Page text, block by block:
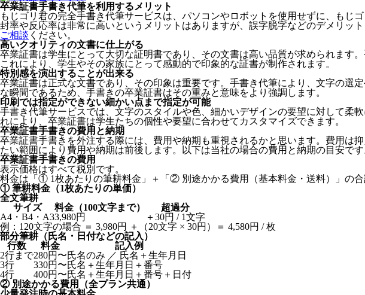
卒業証書手書き代筆を利用するメリット
もじゴリ君の完全手書き代筆サービスは、パソコンやロボットを使用せずに、もじ
封率や反応率は非常に高いというメリットはありますが、誤字脱字などのデメリッ
ご相談 ください。
高いクオリティの文書に仕上がる
卒業証書は学生にとって大切な証明書であり、その文書は高い品質が求められます
これにより、学生やその家族にとって感動的で印象的な証書が制作されます。
特別感を演出することが出来る
卒業証書は正式な文書であり、その印象は重要です。手書き代筆により、文字の選
な瞬間であるため、手書きの卒業証書はその重みと意味をより強調します。
印刷では指定ができない細かい点まで指定が可能
手書き代筆サービスでは、文字のスタイルや色、細かいデザインの要望に対して柔
れにより、卒業証書は学生たちの個性や要望に合わせてカスタマイズできます。
卒業証書手書きの費用と納期
卒業証書手書きを外注する際には、費用や納期も重視されるかと思います。費用は
たい範囲により費用や納期は前後します。以下は当社の場合の費用と納期の目安で
卒業証書手書きの費用
表示価格はすべて税別です。
料金は「① 1枚あたりの筆耕料金」＋「② 別途かかる費用（基本料金・送料）」の合
① 筆耕料金（1枚あたりの単価）
全文筆耕
サイズ
料金（100文字まで）
超過分
A4・B4・A33,980円
＋30円 / 1文字
例：120文字の場合 ＝ 3,980円 ＋（20文字 × 30円）＝ 4,580円 / 枚
部分筆耕（氏名・日付などの記入）
行数
料金
記入例
2行まで280円〜氏名のみ ／ 氏名＋生年月日
3行
330円〜氏名＋生年月日＋番号
4行
400円〜氏名＋生年月日＋番号＋日付
② 別途かかる費用（全プラン共通）